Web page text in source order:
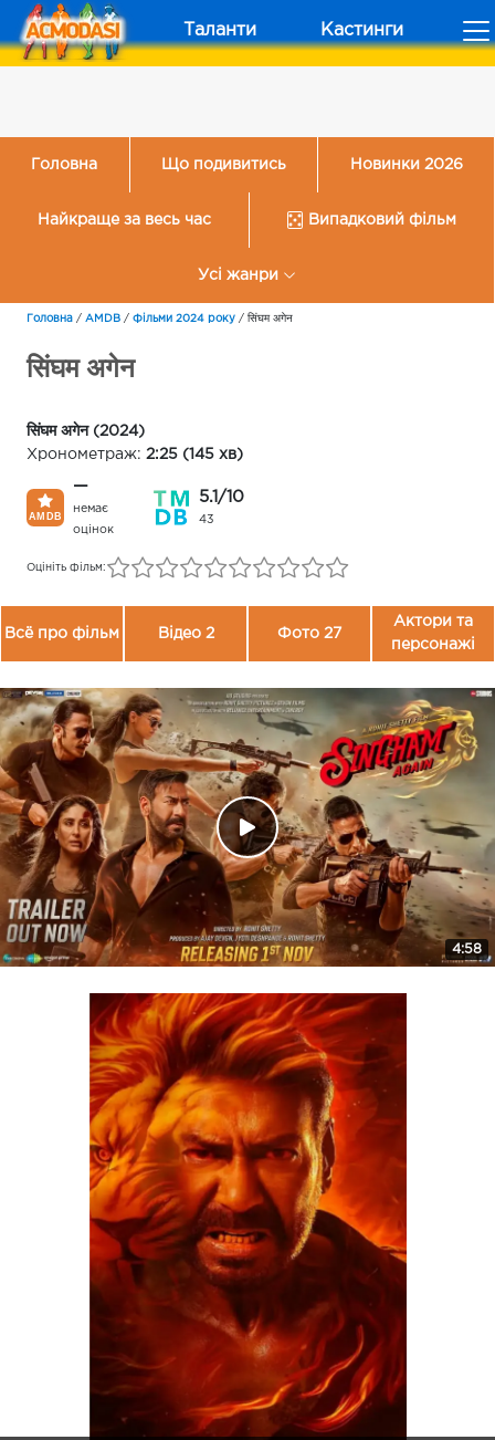
Таланти Кастинги
Головна Що подивитись Новинки 2026
Найкраще за весь час Випадковий фільм
Усі жанри
Головна / AMDB / Фільми 2024 року / सिंघम अगेन
सिंघम अगेन
सिंघम अगेन (2024)
Хронометраж: 2:25 (145 хв)
—
немає
оцінок
5.1/10
43
Оцініть фільм:
Всё про фільм Відео 2 Фото 27
Актори та
персонажі
4:58